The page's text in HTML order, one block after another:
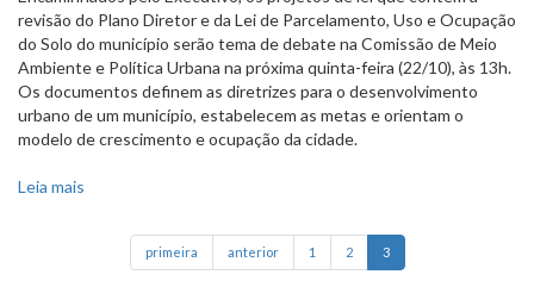
revisão do Plano Diretor e da Lei de Parcelamento, Uso e Ocupação
do Solo do município serão tema de debate na Comissão de Meio
Ambiente e Política Urbana na próxima quinta-feira (22/10), às 13h.
Os documentos definem as diretrizes para o desenvolvimento
urbano de um município, estabelecem as metas e orientam o
modelo de crescimento e ocupação da cidade.
Leia mais
primeira anterior 1 2 3